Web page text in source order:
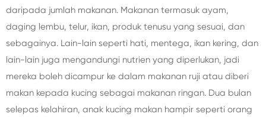
daripada jumlah makanan. Makanan termasuk ayam,
daging lembu, telur, ikan, produk tenusu yang sesuai, dan
sebagainya. Lain-lain seperti hati, mentega, ikan kering, dan
lain-lain juga mengandungi nutrien yang diperlukan, jadi
mereka boleh dicampur ke dalam makanan ruji atau diberi
makan kepada kucing sebagai makanan ringan. Dua bulan
selepas kelahiran, anak kucing makan hampir seperti orang